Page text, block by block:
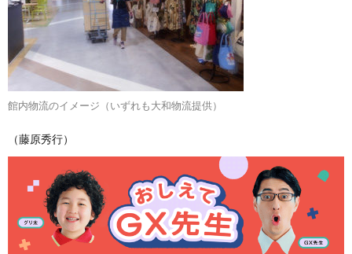
館内物流のイメージ（いずれも大和物流提供）
（藤原秀行）